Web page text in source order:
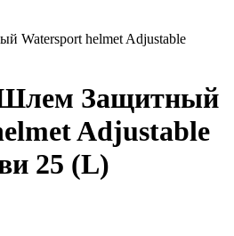
Watersport helmet Adjustable
Защитный
Adjustable
25 (L)